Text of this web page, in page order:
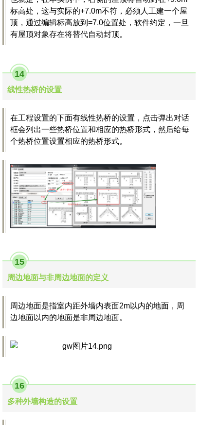
标高处，这与实际的+7.0m不符，必须人工建一个屋
顶，通过编辑标高放到=7.0位置处，软件约定，一旦
有屋顶对象存在将替代自动封顶。
14
线性热桥的设置
在工程设置的下面有线性热桥的设置，点击弹出对话
框会列出一些热桥位置和相应的热桥形式，然后给每
个热桥位置设置相应的热桥形式。
15
周边地面与非周边地面的定义
周边地面是指室内距外墙内表面2m以内的地面，周
边地面以内的地面是非周边地面。
16
多种外墙构造的设置